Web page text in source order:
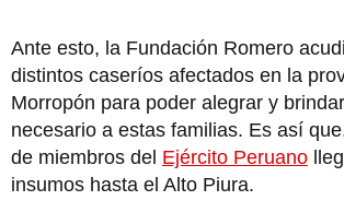
Ante esto, la Fundación Romero
distintos caseríos afectados en la
Morropón para poder alegrar y
necesario a estas familias. Es así
de miembros del Ejército Peruano
insumos hasta el Alto Piura.